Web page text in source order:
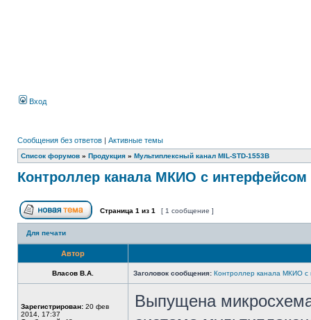
Вход
Сообщения без ответов | Активные темы
Список форумов » Продукция » Мультиплексный канал MIL-STD-1553B
Контроллер канала МКИО с интерфейсом
Страница 1 из 1 [ 1 сообщение ]
Для печати
Автор
Власов В.А. Заголовок сообщения: Контроллер канала МКИО с
Зарегистрирован: 20 фев
2014, 17:37
Выпущена